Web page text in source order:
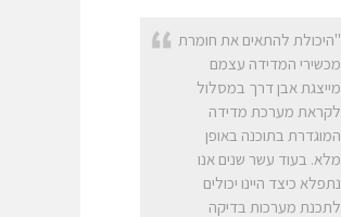
"היכולת להתאים את חומרת
מכשירי המדידה עצמם
מייצגת אבן דרך במסלול
לקראת מערכת מדידה
המוגדרת בתוכנה באופן
מלא. בעוד עשר שנים אנו
נתפלא כיצד היינו יכולים
לתכנת מערכות בדיקה